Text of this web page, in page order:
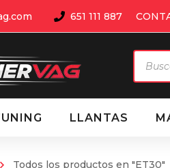
651 111 887
de
LLANTAS
Todos los productos en "ET30"